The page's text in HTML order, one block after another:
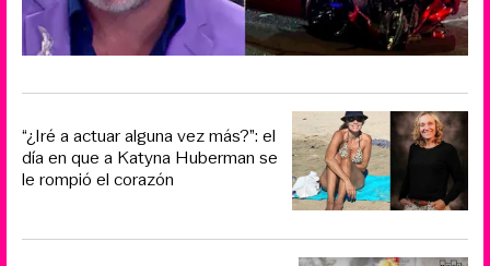
“¿Iré a actuar alguna vez más?”: el
día en que a Katyna Huberman se
le rompió el corazón